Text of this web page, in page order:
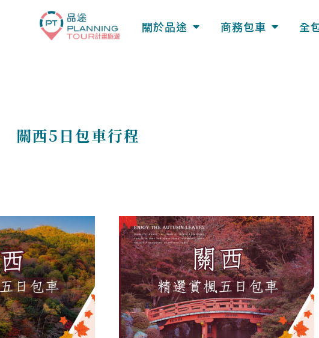
關於品途 商務包車 全
關西5日包車行程